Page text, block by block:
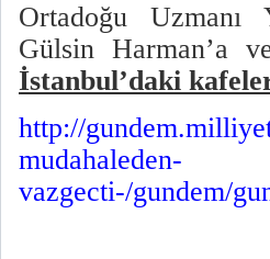
Ortadoğu Uzmanı
Gülsin Harman’a
İstanbul’daki
http://
mudahaleden-
vazgecti-/gundem/